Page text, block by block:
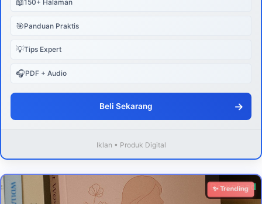
150+ Halaman
🎯Panduan Praktis
💡Tips Expert
🎧PDF + Audio
Beli Sekarang →
Iklan • Produk Digital
Download
✨ Trending